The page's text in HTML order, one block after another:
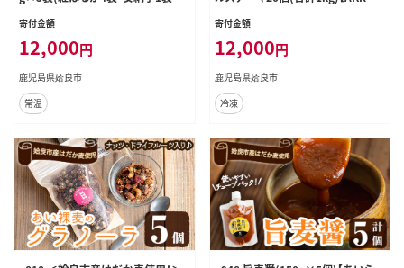
ット)【ファーム工房】姶良市 長期熟
芋 焼芋 焼き芋 着色料・保存料不使
用 無添加 スイーツ おやつ 常温 常
温保存
寄付金額
12,000円
鹿児島県姶良市
常温
od Company】姶良市 鹿児島県産
ル 冷凍 小分け 個包装 お弁当 おか
ず 焼くだけ
寄付金額
12,000円
鹿児島県姶良市
冷凍